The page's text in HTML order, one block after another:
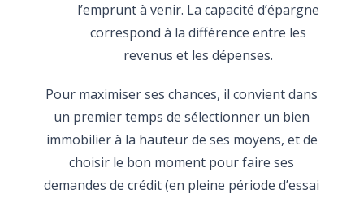
l’emprunt à venir. La capacité d’épargne
correspond à la différence entre les
revenus et les dépenses.
Pour maximiser ses chances, il convient dans
un premier temps de sélectionner un bien
immobilier à la hauteur de ses moyens, et de
choisir le bon moment pour faire ses
demandes de crédit (en pleine période d’essai